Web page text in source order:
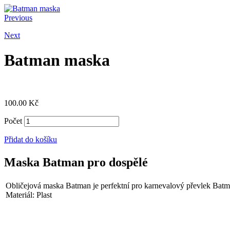
Previous
Next
Batman maska
100.00 Kč
Počet
Přidat do košíku
Maska Batman pro dospělé
Obličejová maska Batman je perfektní pro karnevalový převlek
Materiál: Plast